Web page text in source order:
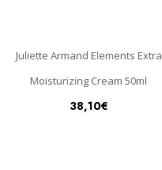
Juliette Armand Elements Extra
Moisturizing Cream 50ml
38,10€